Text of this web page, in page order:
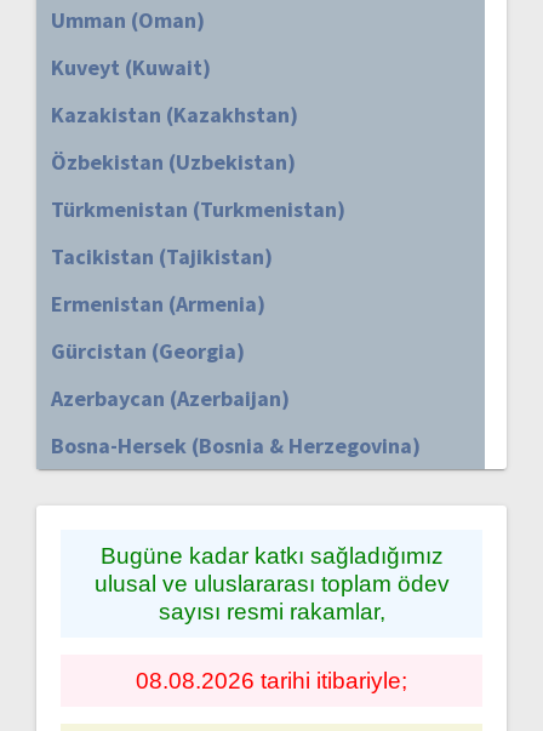
Umman (Oman)
Kuveyt (Kuwait)
Kazakistan (Kazakhstan)
Özbekistan (Uzbekistan)
Türkmenistan (Turkmenistan)
Tacikistan (Tajikistan)
Ermenistan (Armenia)
Gürcistan (Georgia)
Azerbaycan (Azerbaijan)
Bosna-Hersek (Bosnia & Herzegovina)
Bugüne kadar katkı sağladığımız
ulusal ve uluslararası toplam ödev
sayısı resmi rakamlar,
08.08.2026 tarihi itibariyle;